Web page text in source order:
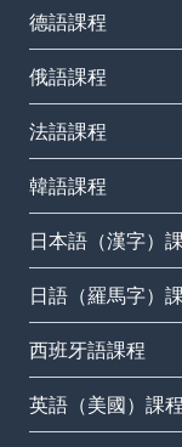
德語課程
俄語課程
法語課程
韓語課程
日本語（漢字）
日語（羅馬字）
西班牙語課程
英語（美國）課程